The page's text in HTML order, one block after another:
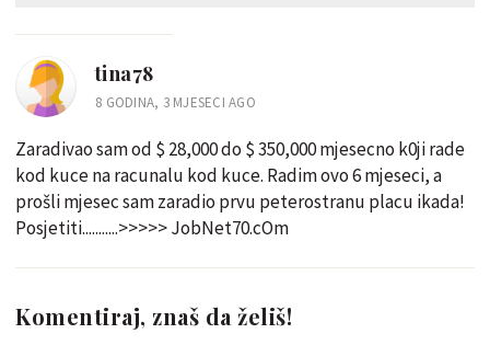
tina78
8 GODINA, 3 MJESECI AGO
Zaradivao sam od $ 28,000 do $ 350,000 mjesecno k0ji rade
kod kuce na racunalu kod kuce. Radim ovo 6 mjeseci, a
prošli mjesec sam zaradio prvu peterostranu placu ikada!
Posjetiti...........>>>>> JobNet70.cOm
Komentiraj, znaš da želiš!